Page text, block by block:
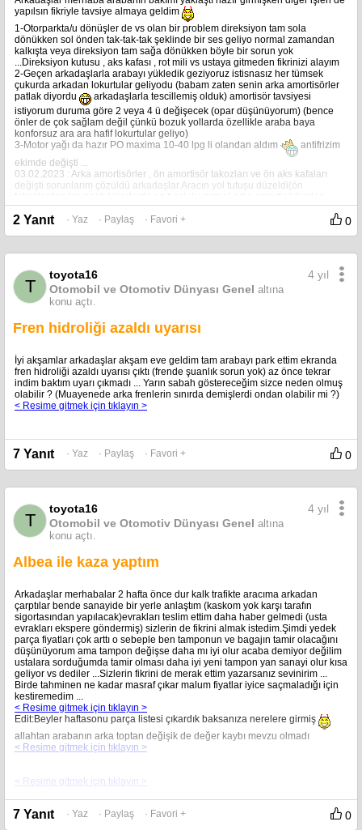
yapılsın fikriyle tavsiye almaya geldim
1-Otorparkta/u dönüşler de vs olan bir problem direksiyon tam sola
dönükken sol önden tak-tak-tak şeklinde bir ses geliyo normal zamandan
kalkışta veya direksiyon tam sağa dönükken böyle bir sorun yok
...Direksiyon kutusu , aks kafası , rot mili vs ustaya gitmeden fikrinizi alayım
2-Geçen arkadaşlarla arabayı yükledik geziyoruz istisnasız her tümsek
çukurda arkadan lokurtular geliyodu (babam zaten senin arka amortisörler
patlak diyordu
arkadaşlarla tescillemiş olduk) amortisör tavsiyesi
istiyorum duruma göre 2 veya 4 ü değişecek (opar düşünüyorum) (bence
önler de çok sağlam değil çünkü bozuk yollarda özellikle araba baya
konforsuz ara ara hafif lokurtular geliyo)
3-Motor yağı da hazır PO maxima 10-40 lpg li olandan aldım
antifrizim
ekimde değişti ...
03.02.2023 : Arka amortisörler , ön amortisör takozları ve ön aks kafaları
değişti sorunlarım çözüldü arkadaşlar.Aracın yol tutuşu düzeldi(ön
sonra da konfor kendine geldi…Aks kafaları veka ile çift değişti araç
hızlanmada daha stabil ve tok oldu ve direksiyondaki tıkırtı gitti…
2 Yanıt · Yaz · Paylaş · Favori + 0
T
toyota16
Otomobil ve Otomotiv Dünyası Genel altına
konu açtı.
4 yıl
Fren hidroliği azaldı uyarısı
İyi akşamlar arkadaşlar akşam eve geldim tam arabayı park ettim ekranda
fren hidroliği azaldı uyarısı çıktı (frende şuanlık sorun yok) az önce tekrar
indim baktım uyarı çıkmadı ... Yarın sabah göstereceğim sizce neden olmuş
olabilir ? (Muayenede arka frenlerin sınırda demişlerdi ondan olabilir mi ?)
< Resime gitmek için tıklayın >
7 Yanıt · Yaz · Paylaş · Favori + 0
T
toyota16
Otomobil ve Otomotiv Dünyası Genel altına
konu açtı.
4 yıl
Albea ile kaza yaptım
Arkadaşlar merhabalar 2 hafta önce dur kalk trafikte aracıma arkadan
çarptılar bende sanayide bir yerle anlaştım (kaskom yok karşı tarafın
sigortasından yapılacak)evrakları teslim ettim daha haber gelmedi (usta
evrakları ekspere göndermiş) sizlerin de fikrini almak istedim.Şimdi yedek
parça fiyatları çok arttı o sebeple ben tamponun ve bagajın tamir olacağını
düşünüyorum ama tampon değişse daha mı iyi olur acaba demiyor değilim
ustalara sorduğumda tamir olması daha iyi yeni tampon yan sanayi olur kısa
geliyor vs dediler ...Sizlerin fikrini de merak ettim yazarsanız sevinirim ...
Birde tahminen ne kadar masraf çıkar malum fiyatlar iyice saçmaladığı için
kestiremedim ...
< Resime gitmek için tıklayın >
Edit:Beyler haftasonu parça listesi çıkardık baksanıza nerelere girmiş
allahtan arabanın arka toptan değişik de değer kaybı mevzu olmadı
< Resime gitmek için tıklayın >
< Resime gitmek için tıklayın >
< Resime gitmek için tıklayın >
7 Yanıt · Yaz · Paylaş · Favori + 0